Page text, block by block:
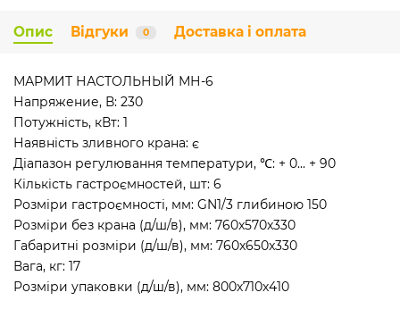
Опис Відгуки 0 Доставка і оплата
МАРМИТ НАСТОЛЬНЫЙ МН-6
Напряжение, В: 230
Потужність, кВт: 1
Наявність зливного крана: є
Діапазон регулювання температури, ℃: + 0... + 90
Кількість гастроємностей, шт: 6
Розміри гастроємності, мм: GN1/3 глибиною 150
Розміри без крана (д/ш/в), мм: 760x570x330
Габаритні розміри (д/ш/в), мм: 760x650x330
Вага, кг: 17
Розміри упаковки (д/ш/в), мм: 800х710х410